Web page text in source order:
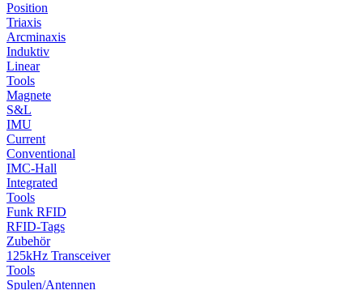
Position
Triaxis
Arcminaxis
Induktiv
Linear
Tools
Magnete
S&L
IMU
Current
Conventional
IMC-Hall
Integrated
Tools
Funk RFID
RFID-Tags
Zubehör
125kHz Transceiver
Tools
Spulen/Antennen